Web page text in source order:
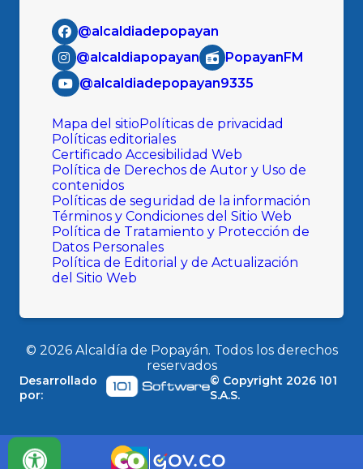
@alcaldiadepopayan
@alcaldiapopayan
PopayanFM
@alcaldiadepopayan9335
Mapa del sitioPolíticas de privacidad
Políticas editoriales
Certificado Accesibilidad Web
Política de Derechos de Autor y Uso de
contenidos
Políticas de seguridad de la información
Términos y Condiciones del Sitio Web
Política de Tratamiento y Protección de
Datos Personales
Política de Editorial y de Actualización
del Sitio Web
© 2026Alcaldía de Popayán. Todos los derechos
reservados
Desarrollado
por:
© Copyright2026 101
S.A.S.